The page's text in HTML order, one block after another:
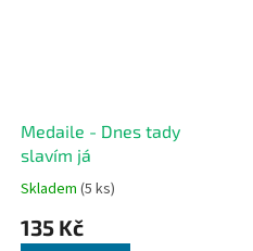
Medaile - Dnes tady
slavím já
Skladem (5 ks)
135 Kč